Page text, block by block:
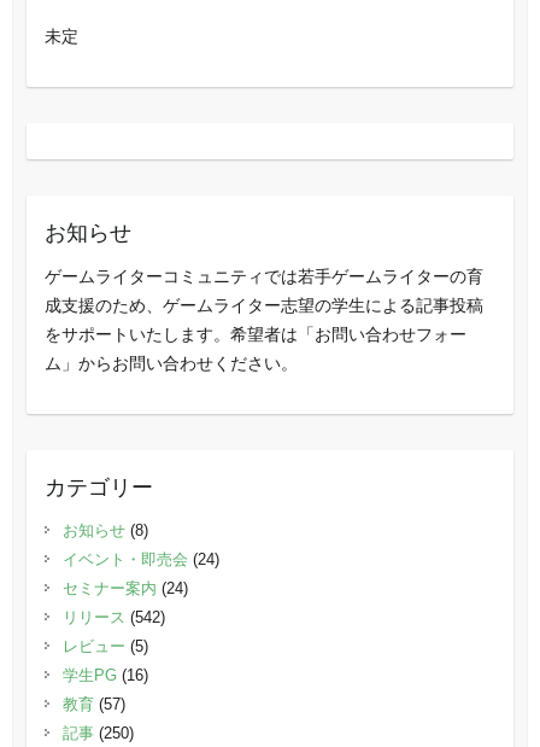
未定
お知らせ
ゲームライターコミュニティでは若手ゲームライターの育
成支援のため、ゲームライター志望の学生による記事投稿
をサポートいたします。希望者は「お問い合わせフォー
ム」からお問い合わせください。
カテゴリー
お知らせ(8)
イベント・即売会 (24)
セミナー案内 (24)
リリース (542)
レビュー (5)
学生PG(16)
教育(57)
記事(250)